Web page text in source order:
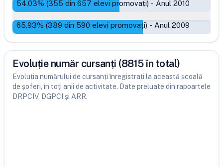
54.03% (355 din 657 elevi promovați) - Anul 2010
65.93% (389 din 590 elevi promovați) - Anul 2009
Evoluție număr cursanți (8815 în total)
Evoluția numărului de cursanți înregistrați la această școală
de șoferi, în toți anii de activitate. Date preluate din rapoartele
DRPCIV, DGPCI și ARR.